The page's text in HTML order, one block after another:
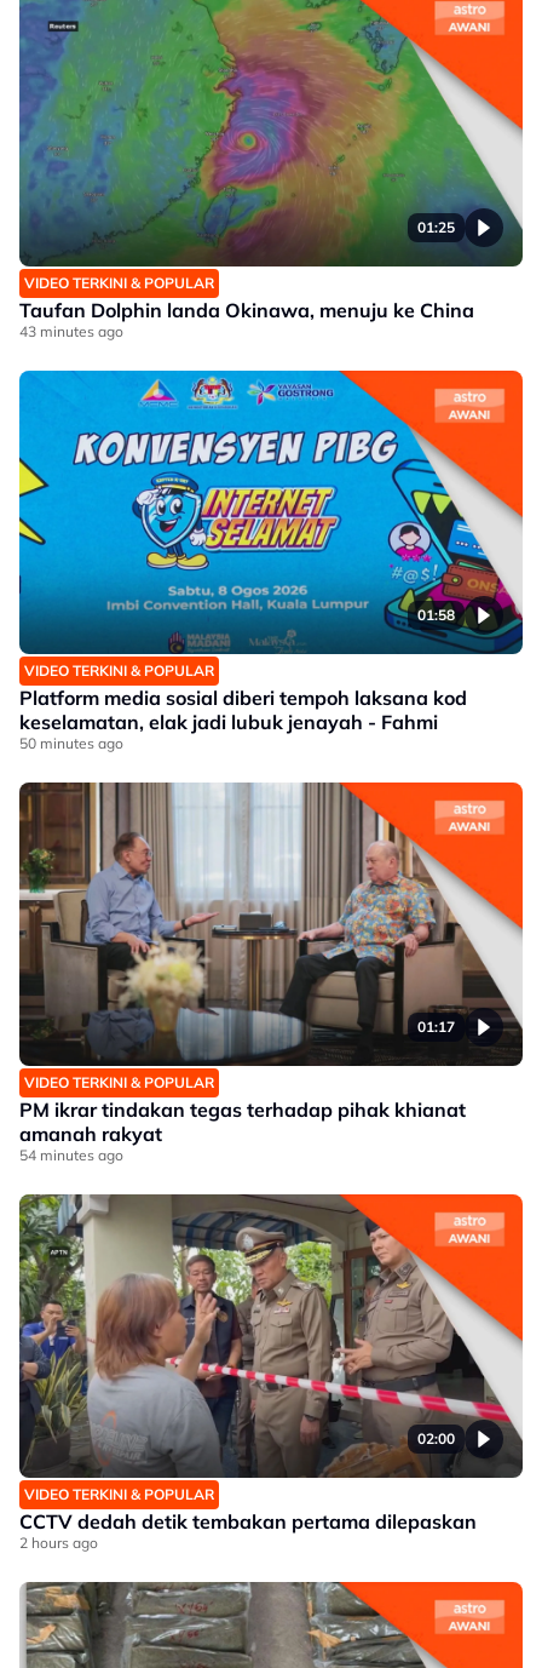
01:25
VIDEO TERKINI & POPULAR
Taufan Dolphin landa Okinawa, menuju ke China
43 minutes ago
01:58
VIDEO TERKINI & POPULAR
Platform media sosial diberi tempoh laksana kod
keselamatan, elak jadi lubuk jenayah - Fahmi
50 minutes ago
01:17
VIDEO TERKINI & POPULAR
PM ikrar tindakan tegas terhadap pihak khianat
amanah rakyat
54 minutes ago
02:00
VIDEO TERKINI & POPULAR
CCTV dedah detik tembakan pertama dilepaskan
2 hours ago